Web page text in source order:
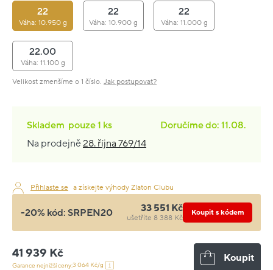
22
Váha: 10.950 g
22
Váha: 10.900 g
22
Váha: 11.000 g
22.00
Váha: 11.100 g
Velikost zmenšíme o 1 číslo. Jak postupovat?
Skladem pouze1 ks
Doručíme do: 11.08.
Na prodejně28. října 769/14
Přihlaste se a získejte výhody Zlaton Clubu
-20% kód: SRPEN20 33 551 Kč
ušetříte 8 388 Kč
Koupit s kódem
41 939 Kč
Garance nejnižší ceny:3 064 Kč/g
Koupit